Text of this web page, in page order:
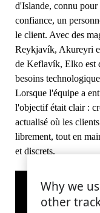
Articles de sport
Commerce de
Serrures
Étiquettes et
Point de vente
Supports pour
Nous contacter
Études de cas
Catalogue
Actualités
d'Islande, connu
confiance, un
le client. Avec des
Reykjavík, Akureyri
de Keflavík, Elko est
besoins
Lorsque l'équipe a
l'objectif était clair :
actualisé où les
librement, tout en
et discrets.
Why we
other